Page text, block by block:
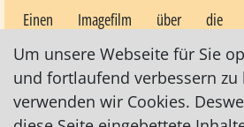
Einen Imagefilm über die
www.youtube.com/watch?v=ofS-
Weitere Infos auch untzer
Um unsere Webseite für Sie
und fortlaufend verbessern zu
verwenden wir Cookies.